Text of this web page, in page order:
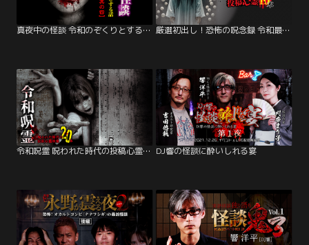
真夜中の怪談 令和のぞくりとする話 其の四 厳選初出し！恐怖の呪念録 令和最新の投稿心霊10本
令和呪霊 呪われた時代の投稿心霊映像20本 DJ響の怪談に酔いしれる宴